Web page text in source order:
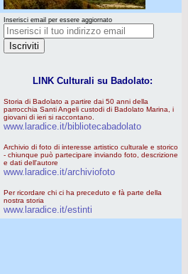
Inserisci email per essere aggiornato
LINK Culturali su Badolato:
Storia di Badolato a partire dai 50 anni della
parrocchia Santi Angeli custodi di Badolato Marina, i
giovani di ieri si raccontano.
www.laradice.it/bibliotecabadolato
Archivio di foto di interesse artistico culturale e storico
- chiunque può partecipare inviando foto, descrizione
e dati dell'autore
www.laradice.it/archiviofoto
Per ricordare chi ci ha preceduto e fà parte della
nostra storia
www.laradice.it/estinti